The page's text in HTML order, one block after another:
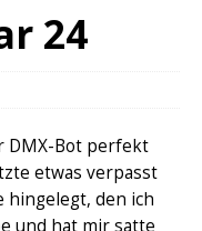
24
DMX-Bot perfekt
etwas verpasst
hingelegt, den ich
und hat mir satte